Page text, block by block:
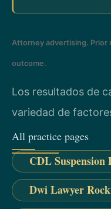
Attorney advertising. Prior
outcome.
Los resultados de
variedad de
All practice pages
CDL Suspension
Dwi Lawyer